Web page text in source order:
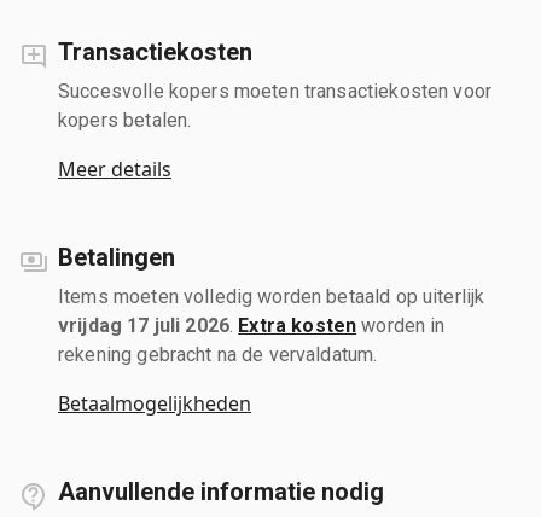
Transactiekosten
Succesvolle kopers moeten transactiekosten voor
kopers betalen.
Meer details
Betalingen
Items moeten volledig worden betaald op uiterlijk
vrijdag 17 juli 2026 Extra kosten worden in
rekening gebracht na de vervaldatum.
Betaalmogelijkheden
Aanvullende informatie nodig